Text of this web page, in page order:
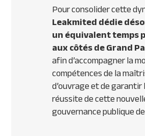
Pour consolider cette
Leakmited dédie
un équivalent temps
aux côtés de Grand
afin d’accompagner la
compétences de la
d’ouvrage et de garantir
réussite de cette
gouvernance publique de